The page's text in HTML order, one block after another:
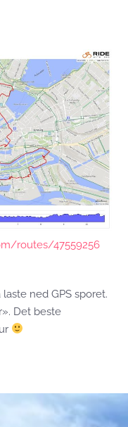
routes/47559256
ned GPS sporet.
Det beste